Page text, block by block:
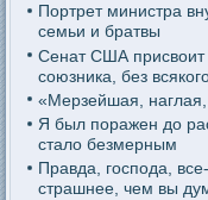
Портрет министра
семьи и братвы
Сенат США присвоит
союзника, без
«Мерзейшая, наглая,
Я был поражен до
стало безмерным
Правда, господа,
страшнее, чем вы